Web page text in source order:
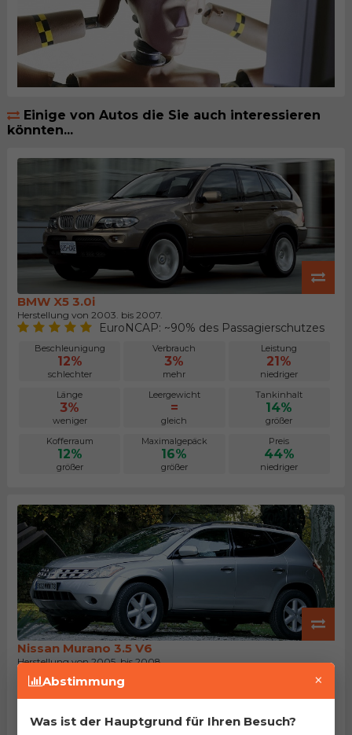
Einige von Autos die Sie auch interessieren
könnten...
BMW X5 3.0i
Herstellung von 2003. bis 2007.
EuroNCAP: ~90% des Passagierschutzes
Beschleunigung
12%
schlechter
Verbrauch
3%
mehr
Leistung
21%
niedriger
Länge
3%
weniger
Leergewicht
=
gleich
Tankinhalt
14%
größer
Kofferraum
12%
größer
Maximalgepäck
16%
größer
Preis
44%
niedriger
Nissan Murano 3.5 V6
Herstellung von 2005. bis 2008.
schlechter gleich
niedriger
Abstimmung ×
Was ist der Hauptgrund für Ihren Besuch?